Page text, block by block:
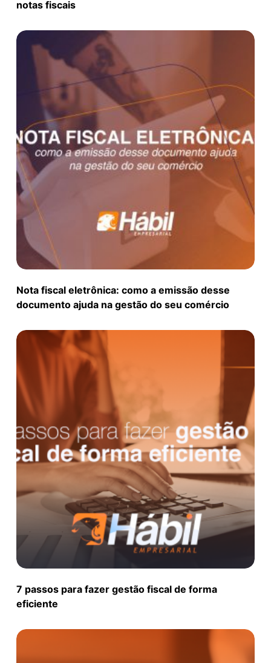
notas fiscais
Nota fiscal eletrônica: como a emissão desse
documento ajuda na gestão do seu comércio
7 passos para fazer gestão fiscal de forma
eficiente